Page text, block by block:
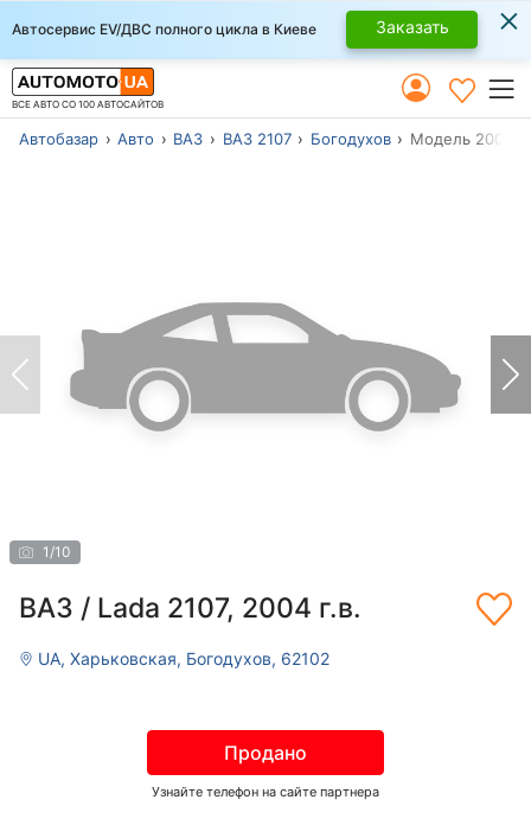
Автосервис EV/ДВС полного цикла в Киеве Заказать ×
ВСЕ АВТО СО 100 АВТОСАЙТОВ
Автобазар Авто ВАЗ ВАЗ 2107 Богодухов Модель 2004
1 /10
ВАЗ / Lada 2107, 2004 г.в.
UA, Харьковская, Богодухов, 62102
Продано
Узнайте телефон на сайте партнера